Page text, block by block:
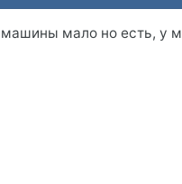
машины мало но есть, у